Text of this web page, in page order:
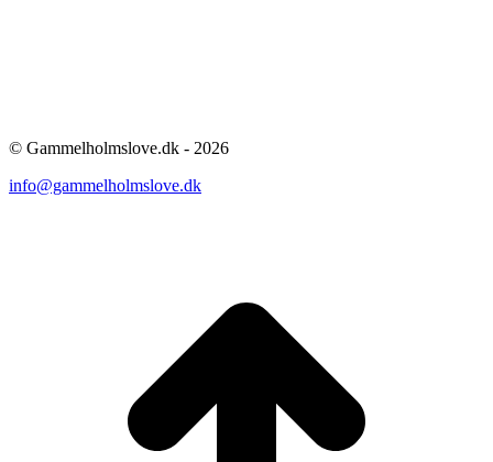
© Gammelholmslove.dk - 2026
info@gammelholmslove.dk